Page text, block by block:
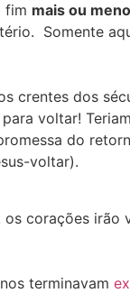
fim mais ou
Somente
dos
voltar!
do
voltar).
os corações
terminavam